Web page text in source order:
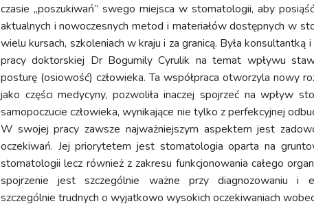
czasie „poszukiwań” swego miejsca w stomatologii, aby
aktualnych i nowoczesnych metod i materiałów dostępnych w
wielu kursach, szkoleniach w kraju i za granicą. Była konsultantką
pracy doktorskiej Dr Bogumily Cyrulik na temat wpływu
posturę (osiowość) człowieka. Ta współpraca otworzyla nowy
jako części medycyny, pozwoliła inaczej spojrzeć na wpływ
samopoczucie człowieka, wynikające nie tylko z perfekcyjnej
W swojej pracy zawsze najważniejszym aspektem jest
oczekiwań. Jej priorytetem jest stomatologia oparta na
stomatologii lecz również z zakresu funkcjonowania całego
spojrzenie jest szczególnie ważne przy diagnozowaniu i
szczególnie trudnych o wyjatkowo wysokich oczekiwaniach